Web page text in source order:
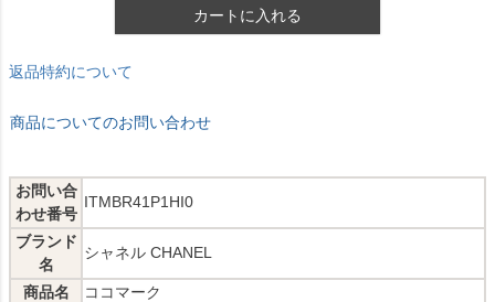
カートに入れる
返品特約について
商品についてのお問い合わせ
お問い合
わせ番号
ITMBR41P1HI0
ブランド
名
シャネル CHANEL
商品名
ココマーク